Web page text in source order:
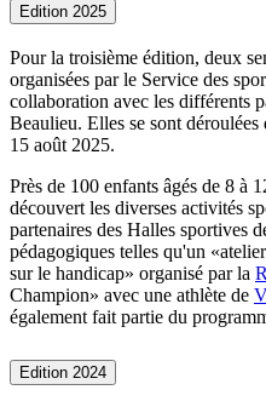
Edition 2025
Pour la troisième édition, deux
organisées par le Service des
collaboration avec les différents
Beaulieu. Elles se sont
15 août 2025.
Près de 100 enfants âgés de 8 à
découvert les diverses activités
partenaires des Halles sportives
pédagogiques telles qu'un
sur le handicap» organisé par la
Champion» avec une athlète de
également fait partie du
Edition 2024